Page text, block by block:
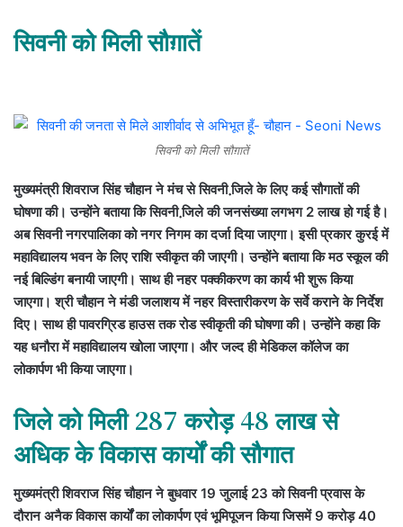
सिवनी को मिली सौग़ातें
सिवनी को मिली सौग़ातें
मुख्यमंत्री शिवराज सिंह चौहान ने मंच से सिवनी जि़ले के लिए कई सौगातों की
घोषणा की। उन्होंने बताया कि सिवनी जि़ले की जनसंख्या लगभग 2 लाख हो गई है।
अब सिवनी नगरपालिका को नगर निगम का दर्जा दिया जाएगा। इसी प्रकार कुरई में
महाविद्यालय भवन के लिए राशि स्वीकृत की जाएगी। उन्होंने बताया कि मठ स्कूल की
नई बिल्डिंग बनायी जाएगी। साथ ही नहर पक्कीकरण का कार्य भी शुरू किया
जाएगा। श्री चौहान ने मंडी जलाशय में नहर विस्तारीकरण के सर्वे कराने के निर्देश
दिए। साथ ही पावरग्रिड हाउस तक रोड स्वीकृती की घोषणा की। उन्होंने कहा कि
यह धनौरा में महाविद्यालय खोला जाएगा। और जल्द ही मेडिकल कॉलेज का
लोकार्पण भी किया जाएगा।
जिले को मिली 287 करोड़ 48 लाख से
अधिक के विकास कार्यों की सौगात
मुख्यमंत्री शिवराज सिंह चौहान ने बुधवार 19 जुलाई 23 को सिवनी प्रवास के
दौरान अनैक विकास कार्यों का लोकार्पण एवं भूमिपूजन किया जिसमें 9 करोड़ 40